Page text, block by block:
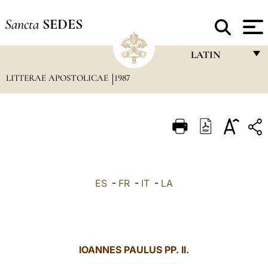
Sancta SEDES
LATIN
ITALIANO
LITTERAE APOSTOLICAE 1987
ES - FR - IT - LA
IOANNES PAULUS PP. II.